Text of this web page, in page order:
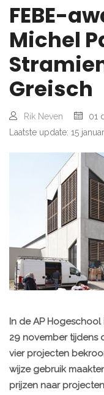
FEBE-
Michel
Greisch
Rik Neven
01
Laatste update: 15
In de AP
29 november tijdens
vier projecten
wijze gebruik
prijzen naar